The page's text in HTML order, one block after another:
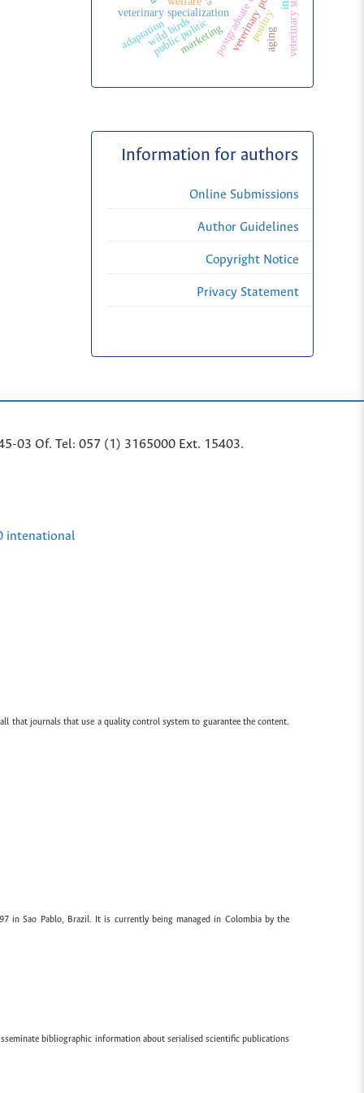
veterinary specialization
public politic
wild birds poultry
marketing
adaptation aging
Information for authors
Online Submissions
Author Guidelines
Copyright Notice
Privacy Statement
03 Of. Tel: 057 (1) 3165000 Ext. 15403.
intenational
that journals that use a quality control system to guarantee the content.
in Sao Pablo, Brazil. It is currently being managed in Colombia by the
bibliographic information about serialised scientific publications